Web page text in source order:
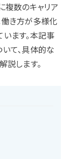
複数のキャリア
働き方が多様化
ます。本記事
て、具体的な
説します。